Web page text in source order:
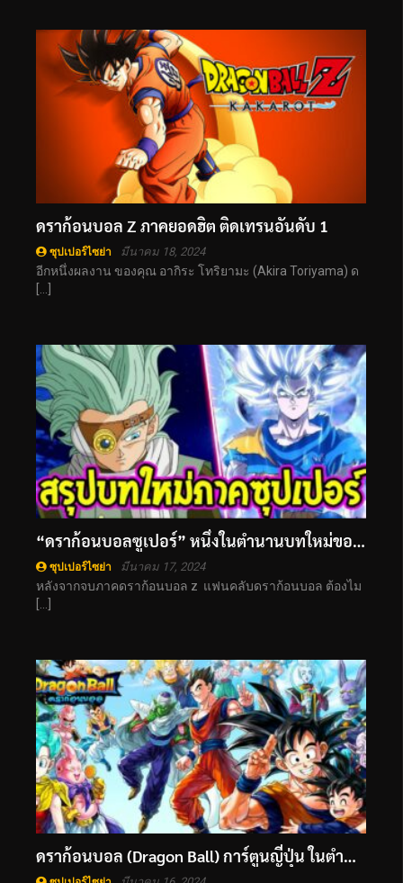
ดราก้อนบอล Z ภาคยอดฮิต ติดเทรนอันดับ 1
ซุปเปอร์ไซย่า มีนาคม 18, 2024
อีกหนึ่งผลงาน ของคุณ อากิระ โทริยามะ (Akira Toriyama) ด
“ดราก้อนบอลซูเปอร์” หนึ่งในตำนานบทใหม่ของเหล่าพลังไซย่า
ซุปเปอร์ไซย่า มีนาคม 17, 2024
หลังจากจบภาคดราก้อนบอล z แฟนคลับดราก้อนบอล ต้องไม
ดราก้อนบอล (Dragon Ball) การ์ตูนญี่ปุ่น ในตำนาน